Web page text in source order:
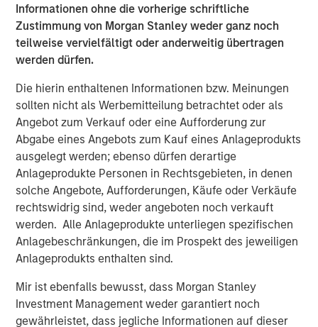
Informationen ohne die vorherige schriftliche
Zustimmung von Morgan Stanley weder ganz noch
teilweise vervielfältigt oder anderweitig übertragen
werden dürfen.
Die hierin enthaltenen Informationen bzw. Meinungen
sollten nicht als Werbemitteilung betrachtet oder als
Angebot zum Verkauf oder eine Aufforderung zur
Abgabe eines Angebots zum Kauf eines Anlageprodukts
ausgelegt werden; ebenso dürfen derartige
Anlageprodukte Personen in Rechtsgebieten, in denen
solche Angebote, Aufforderungen, Käufe oder Verkäufe
rechtswidrig sind, weder angeboten noch verkauft
werden. Alle Anlageprodukte unterliegen spezifischen
Anlagebeschränkungen, die im Prospekt des jeweiligen
Anlageprodukts enthalten sind.
Mir ist ebenfalls bewusst, dass Morgan Stanley
Investment Management weder garantiert noch
gewährleistet, dass jegliche Informationen auf dieser
ARTIKEL
Real Estate Midyear Outlook:
Constructive Amid Fluid Backdrop
The current macroenvironment remains resilient
despite elevated volatility and divergence across
central banks hawkish, real estate continues to
offer attractive relative value, supported by a